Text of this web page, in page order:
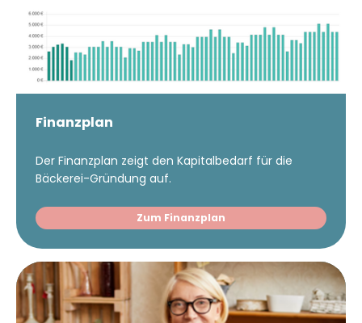
Finanzplan
Der Finanzplan zeigt den Kapitalbedarf für die
Bäckerei-Gründung auf.
Zum Finanzplan